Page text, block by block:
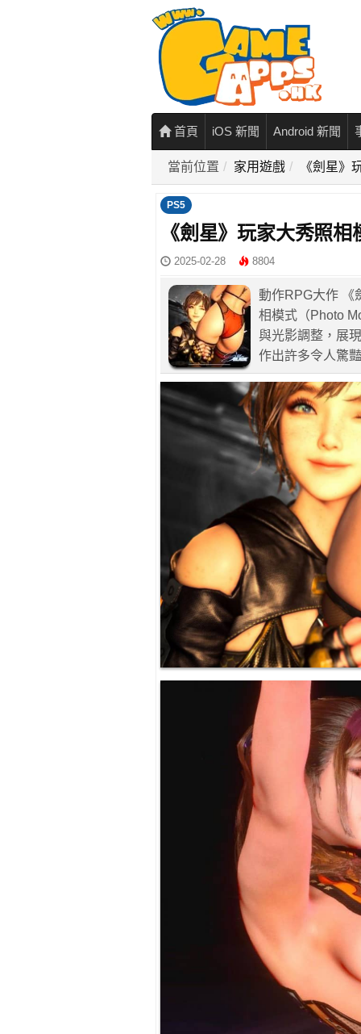
首頁 iOS 新聞 Android 新聞
當前位置 家用遊戲 《劍星》
PS5
《劍星》玩家大秀照
2025-02-28 8804
動作RPG大作 《
相模式（Photo
與光影調整，展
作出許多令人驚